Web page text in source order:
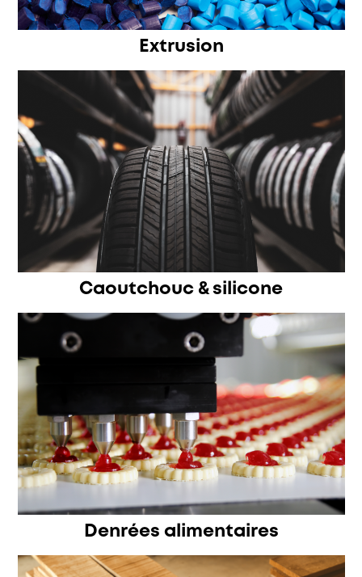
Extrusion
Caoutchouc & silicone
Denrées alimentaires